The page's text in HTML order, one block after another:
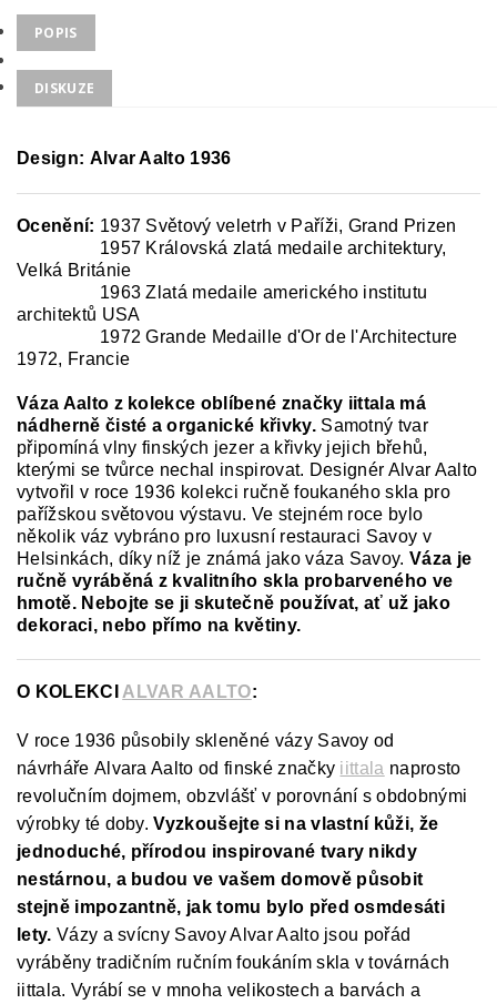
POPIS
DISKUZE
Design: Alvar Aalto 1936
Ocenění: 1937 Světový veletrh v Paříži, Grand Prizen
1957 Královská zlatá medaile architektury,
Velká Británie
1963 Zlatá medaile amerického institutu
architektů USA
1972 Grande Medaille d'Or de l'Architecture
1972, Francie
Váza Aalto z kolekce oblíbené značky iittala má
nádherně čisté a organické křivky. Samotný tvar
připomíná vlny finských jezer a křivky jejich břehů,
kterými se tvůrce nechal inspirovat. Designér Alvar Aalto
vytvořil v roce 1936 kolekci ručně foukaného skla pro
pařížskou světovou výstavu. Ve stejném roce bylo
několik váz vybráno pro luxusní restauraci Savoy v
Helsinkách, díky níž je známá jako váza Savoy.Váza je
ručně vyráběná z kvalitního skla probarveného ve
hmotě. Nebojte se ji skutečně používat, ať už jako
dekoraci, nebo přímo na květiny.
O KOLEKCI ALVAR AALTO:
V roce 1936 působily skleněné vázy Savoy od
návrháře Alvara Aalto od finské značky iittala naprosto
revolučním dojmem, obzvlášť v porovnání s obdobnými
výrobky té doby.Vyzkoušejte si na vlastní kůži, že
jednoduché, přírodou inspirované tvary nikdy
nestárnou, a budou ve vašem domově působit
stejně impozantně, jak tomu bylo před osmdesáti
lety. Vázy a svícny Savoy Alvar Aalto jsou pořád
vyráběny tradičním ručním foukáním skla v továrnách
iittala. Vyrábí se v mnoha velikostech a barvách a